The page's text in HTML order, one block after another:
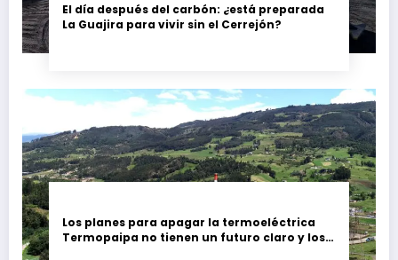
El día después del carbón: ¿está preparada
La Guajira para vivir sin el Cerrejón?
Los planes para apagar la termoeléctrica
Termopaipa no tienen un futuro claro y los